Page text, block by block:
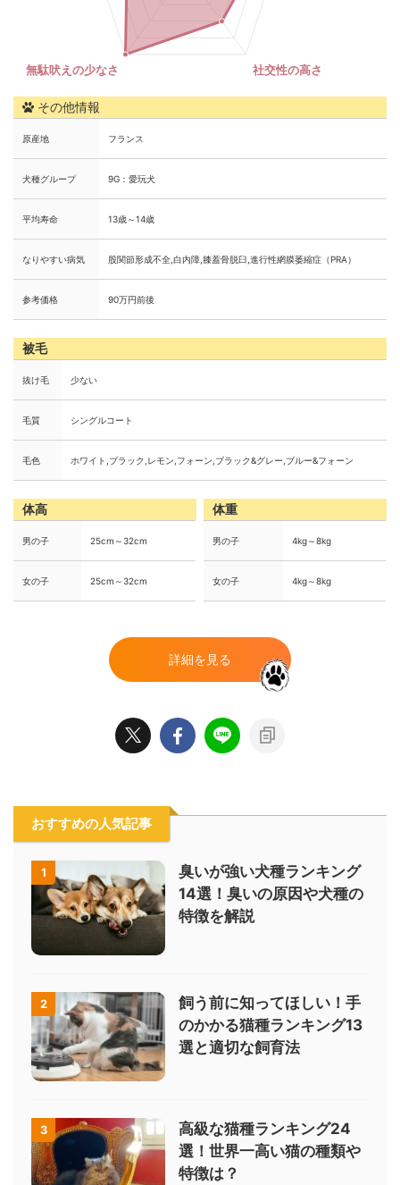
その他情報
原産地 フランス
犬種グループ 9G：愛玩犬
平均寿命 13歳～14歳
なりやすい病気 股関節形成不全,白内障,膝蓋骨脱臼,進行性網膜萎縮症（PRA）
参考価格 90万円前後
被毛
抜け毛 少ない
毛質 シングルコート
毛色 ホワイト,ブラック,レモン,フォーン,ブラック&グレー,ブルー&フォーン
体高
男の子 25cm～32cm
女の子 25cm～32cm
体重
男の子 4kg～8kg
女の子 4kg～8kg
詳細を見る
おすすめの人気記事
1
臭いが強い犬種ランキング
14選！臭いの原因や犬種の
特徴を解説
2
飼う前に知ってほしい！手
のかかる猫種ランキング13
選と適切な飼育法
3
高級な猫種ランキング24
選！世界一高い猫の種類や
特徴は？